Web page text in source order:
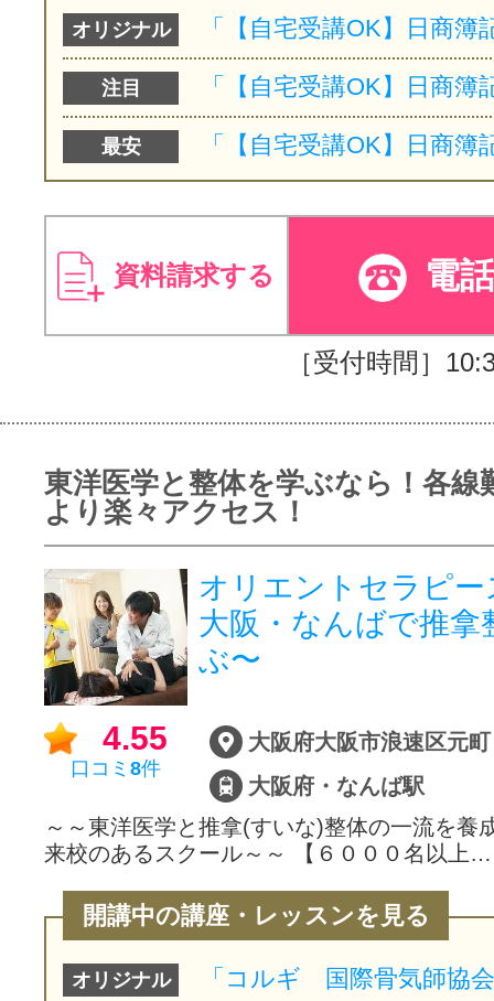
オリジナル
注目
最安
資料請求する 電
［受付時間］
東洋医学と整体を学ぶなら！各線
より楽々アクセス！
オリエントセラピ
大阪・なんばで推拿
ぶ〜
4.55
口コミ 8件
大阪府・なんば駅
～～東洋医学と推拿(すいな)整体の一流を養
来校のあるスクール～～ 【６０００名以上…
開講中の講座・レッスンを見る
オリジナル